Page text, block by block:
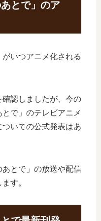
あとで」のア
がいつアニメ化される
認しましたが、今の
で」のテレビアニメ
いての公式発表はあ
とで」の放送や配信
す。